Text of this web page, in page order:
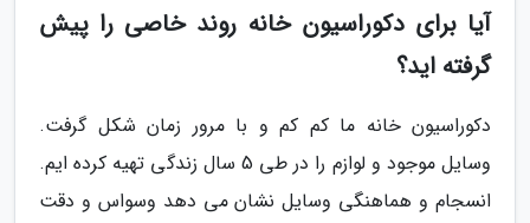
آیا برای دکوراسیون خانه روند خاصی را پیش
گرفته اید؟
دکوراسیون خانه ما کم کم و با مرور زمان شکل گرفت.
وسایل موجود و لوازم را در طی 5 سال زندگی تهیه کرده ایم.
انسجام و هماهنگی وسایل نشان می دهد وسواس و دقت